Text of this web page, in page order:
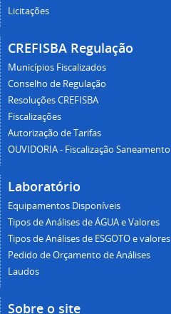
Licitações
CREFISBA Regulação
Municípios Fiscalizados
Conselho de Regulação
Resoluções CREFISBA
Fiscalizações
Autorização de Tarifas
OUVIDORIA - Fiscalização Saneamento
Laboratório
Equipamentos Disponíveis
Tipos de Análises de ÁGUA e Valores
Tipos de Análises de ESGOTO e valores
Pedido de Orçamento de Análises
Laudos
Sobre o site